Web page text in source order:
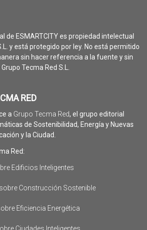
de ESMARTCITY es propiedad intelectual
y está protegido por ley. No está permitido
sin hacer referencia a la fuente y sin
Tecma Red S.L.
RED
a Grupo Tecma Red, el grupo editorial
de Sostenibilidad, Energía y Nuevas
y la Ciudad.
Red:
Edificios Inteligentes
sobre Construcción Sostenible
Eficiencia Energética